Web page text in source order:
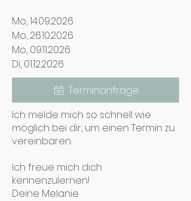
Mo, 14.09.2026
Mo, 26.10.2026
Mo, 09.11.2026
Di, 01.12.2026
Terminanfrage
Ich melde mich so schnell wie
möglich bei dir, um einen Termin zu
vereinbaren.
Ich freue mich dich
kennenzulernen!
Deine Melanie